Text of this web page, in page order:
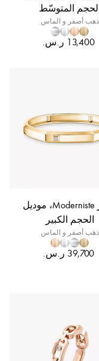
المتوسّط
ذهب أصفر و الماس
‏13,400 ر.س.‏
سوار Moderniste، موديل
الحجم الكبير
ذهب أصفر و الماس
‏39,700 ر.س.‏